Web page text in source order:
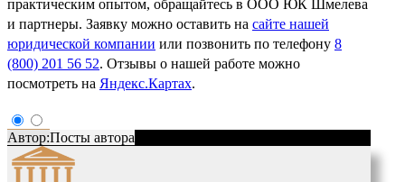
практическим опытом, обращайтесь в ООО ЮК Шмелева
и партнеры. Заявку можно оставить на сайте нашей
юридической компании или позвонить по телефону 8
(800) 201 56 52. Отзывы о нашей работе можно
посмотреть на Яндекс.Картах.
Автор:Посты автора